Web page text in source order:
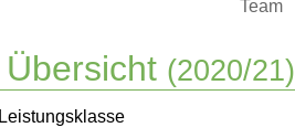
Team
Übersicht (2020/21)
Leistungsklasse